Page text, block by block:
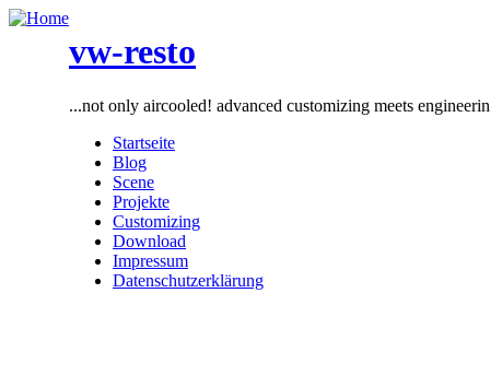
vw-resto
...not only aircooled! advanced customizing meets
Startseite
Blog
Scene
Projekte
Customizing
Download
Impressum
Datenschutzerklärung